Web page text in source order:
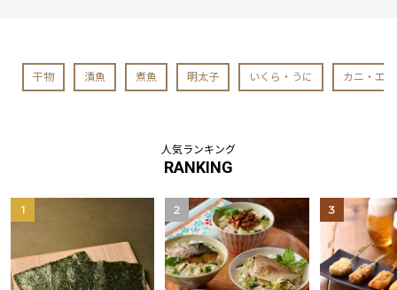
干物 漬魚 煮魚 明太子 いくら・うに カニ・エビ
人気ランキング
RANKING
1 2 3